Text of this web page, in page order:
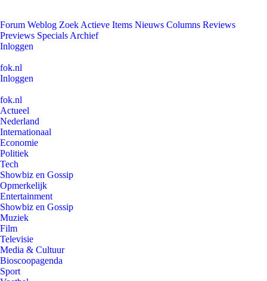
Forum Weblog Zoek Actieve Items Nieuws Columns Reviews
Previews Specials Archief
Inloggen
fok.nl
Inloggen
fok.nl
Actueel
Nederland
Internationaal
Economie
Politiek
Tech
Showbiz en Gossip
Opmerkelijk
Entertainment
Showbiz en Gossip
Muziek
Film
Televisie
Media & Cultuur
Bioscoopagenda
Sport